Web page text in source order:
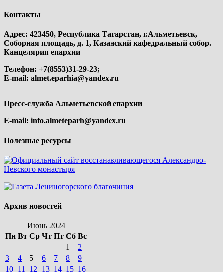
Контакты
Адрес: 423450, Республика Татарстан, г.Альметьевск,
Соборная площадь, д. 1, Казанский кафедральный собор.
Канцелярия епархии
Телефон: +7(8553)31-29-23;
E-mail: almet.eparhia@yandex.ru
Пресс-служба Альметьевской епархии
E-mail: info.almeteparh@yandex.ru
Полезные ресурсы
Архив новостей
Июнь 2024
Пн Вт Ср Чт Пт Сб Вс
1
2
3
4 5 6 7 8
9
10 11 12 13 14 15 16